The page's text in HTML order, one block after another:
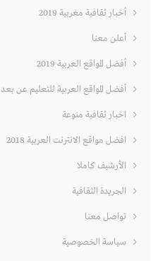
أخبار ثقافية مغربية 2019
أعلن معنا
أفضل المواقع العربية 2019
أفضل المواقع العربية للتعليم عن بعد
اخبار ثقافية منوعة
افضل مواقع الانترنت العربية 2018
الأرشيف كاملا
الجريدة الثقافية
تواصل معنا
سياسة الخصوصية